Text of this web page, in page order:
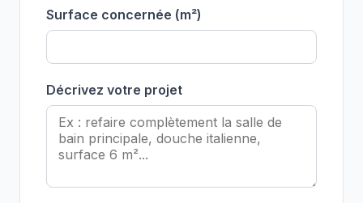
Surface concernée (m²)
Décrivez votre projet